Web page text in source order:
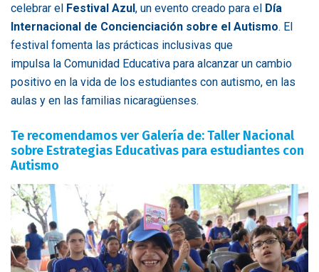
celebrar el Festival Azul, un evento creado para el Día
Internacional de Concienciación sobre el Autismo. El
festival fomenta las prácticas inclusivas que
impulsa la Comunidad Educativa para alcanzar un cambio
positivo en la vida de los estudiantes con autismo, en las
aulas y en las familias nicaragüenses.
Te recomendamos ver Galería de: Taller Nacional
sobre Estrategias Educativas para estudiantes con
Autismo